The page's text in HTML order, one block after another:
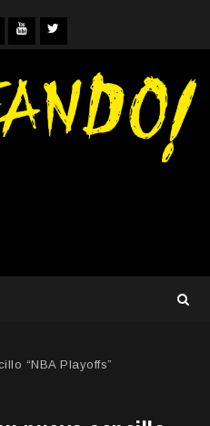
YouTube
Twitter
“NBA Playoffs”